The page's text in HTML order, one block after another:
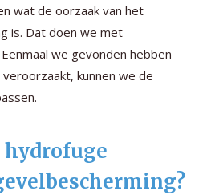
wat de oorzaak van het
is. Dat doen we met
we gevonden hebben
kunnen we de
hydrofuge